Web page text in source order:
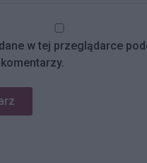
w tej przeglądarce